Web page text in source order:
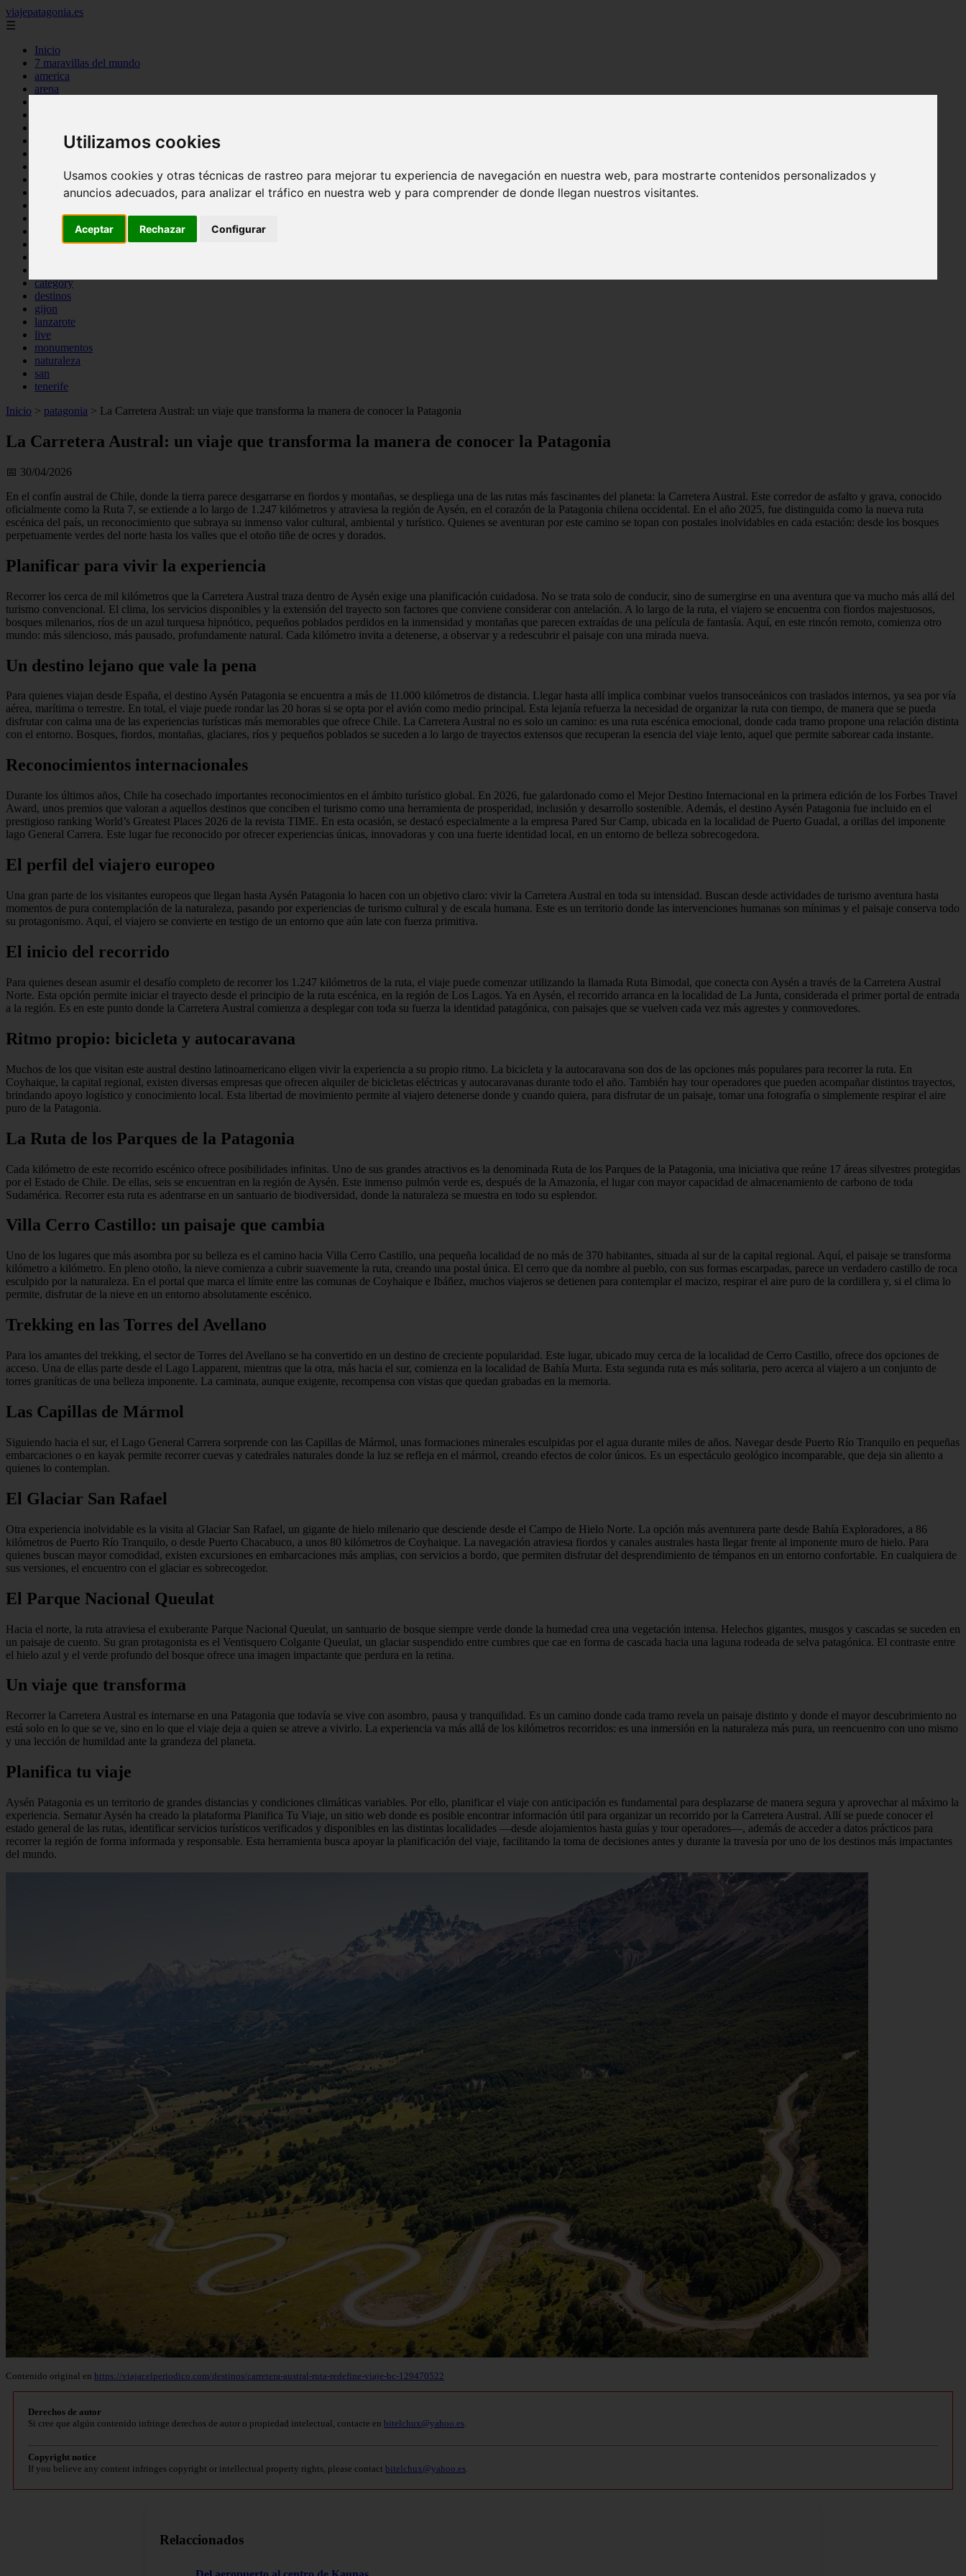
Utilizamos cookies
Usamos cookies y otras técnicas de rastreo para mejorar tu experiencia de navegación en nuestra web, para mostrarte contenidos personalizados y
anuncios adecuados, para analizar el tráfico en nuestra web y para comprender de donde llegan nuestros visitantes.
Aceptar Rechazar Configurar
viajepatagonia.es
☰
Inicio
7 maravillas del mundo
america
arena
c entre rios
c neuquen
c provincias
c santa fe
c tierra de fuego
c tucuman
category
destinos
gijon
lanzarote
live
monumentos
naturaleza
san
tenerife
Inicio > patagonia > La Carretera Austral: un viaje que transforma la manera de conocer la Patagonia
La Carretera Austral: un viaje que transforma la manera de conocer la Patagonia
📅 30/04/2026
En el confín austral de Chile, donde la tierra parece desgarrarse en fiordos y montañas, se despliega una de las rutas más fascinantes del planeta: la Carretera Austral. Este corredor de asfalto y grava, conocido
oficialmente como la Ruta 7, se extiende a lo largo de 1.247 kilómetros y atraviesa la región de Aysén, en el corazón de la Patagonia chilena occidental. En el año 2025, fue distinguida como la nueva ruta
escénica del país, un reconocimiento que subraya su inmenso valor cultural, ambiental y turístico. Quienes se aventuran por este camino se topan con postales inolvidables en cada estación: desde los bosques
perpetuamente verdes del norte hasta los valles que el otoño tiñe de ocres y dorados.
Planificar para vivir la experiencia
Recorrer los cerca de mil kilómetros que la Carretera Austral traza dentro de Aysén exige una planificación cuidadosa. No se trata solo de conducir, sino de sumergirse en una aventura que va mucho más allá del
turismo convencional. El clima, los servicios disponibles y la extensión del trayecto son factores que conviene considerar con antelación. A lo largo de la ruta, el viajero se encuentra con fiordos majestuosos,
bosques milenarios, ríos de un azul turquesa hipnótico, pequeños poblados perdidos en la inmensidad y montañas que parecen extraídas de una película de fantasía. Aquí, en este rincón remoto, comienza otro
mundo: más silencioso, más pausado, profundamente natural. Cada kilómetro invita a detenerse, a observar y a redescubrir el paisaje con una mirada nueva.
Un destino lejano que vale la pena
Para quienes viajan desde España, el destino Aysén Patagonia se encuentra a más de 11.000 kilómetros de distancia. Llegar hasta allí implica combinar vuelos transoceánicos con traslados internos, ya sea por vía
aérea, marítima o terrestre. En total, el viaje puede rondar las 20 horas si se opta por el avión como medio principal. Esta lejanía refuerza la necesidad de organizar la ruta con tiempo, de manera que se pueda
disfrutar con calma una de las experiencias turísticas más memorables que ofrece Chile. La Carretera Austral no es solo un camino: es una ruta escénica emocional, donde cada tramo propone una relación distinta
con el entorno. Bosques, fiordos, montañas, glaciares, ríos y pequeños poblados se suceden a lo largo de trayectos extensos que recuperan la esencia del viaje lento, aquel que permite saborear cada instante.
Reconocimientos internacionales
Durante los últimos años, Chile ha cosechado importantes reconocimientos en el ámbito turístico global. En 2026, fue galardonado como el Mejor Destino Internacional en la primera edición de los Forbes Travel
Award, unos premios que valoran a aquellos destinos que conciben el turismo como una herramienta de prosperidad, inclusión y desarrollo sostenible. Además, el destino Aysén Patagonia fue incluido en el
prestigioso ranking World’s Greatest Places 2026 de la revista TIME. En esta ocasión, se destacó especialmente a la empresa Pared Sur Camp, ubicada en la localidad de Puerto Guadal, a orillas del imponente
lago General Carrera. Este lugar fue reconocido por ofrecer experiencias únicas, innovadoras y con una fuerte identidad local, en un entorno de belleza sobrecogedora.
El perfil del viajero europeo
Una gran parte de los visitantes europeos que llegan hasta Aysén Patagonia lo hacen con un objetivo claro: vivir la Carretera Austral en toda su intensidad. Buscan desde actividades de turismo aventura hasta
momentos de pura contemplación de la naturaleza, pasando por experiencias de turismo cultural y de escala humana. Este es un territorio donde las intervenciones humanas son mínimas y el paisaje conserva todo
su protagonismo. Aquí, el viajero se convierte en testigo de un entorno que aún late con fuerza primitiva.
El inicio del recorrido
Para quienes desean asumir el desafío completo de recorrer los 1.247 kilómetros de la ruta, el viaje puede comenzar utilizando la llamada Ruta Bimodal, que conecta con Aysén a través de la Carretera Austral
Norte. Esta opción permite iniciar el trayecto desde el principio de la ruta escénica, en la región de Los Lagos. Ya en Aysén, el recorrido arranca en la localidad de La Junta, considerada el primer portal de entrada
a la región. Es en este punto donde la Carretera Austral comienza a desplegar con toda su fuerza la identidad patagónica, con paisajes que se vuelven cada vez más agrestes y conmovedores.
Ritmo propio: bicicleta y autocaravana
Muchos de los que visitan este austral destino latinoamericano eligen vivir la experiencia a su propio ritmo. La bicicleta y la autocaravana son dos de las opciones más populares para recorrer la ruta. En
Coyhaique, la capital regional, existen diversas empresas que ofrecen alquiler de bicicletas eléctricas y autocaravanas durante todo el año. También hay tour operadores que pueden acompañar distintos trayectos,
brindando apoyo logístico y conocimiento local. Esta libertad de movimiento permite al viajero detenerse donde y cuando quiera, para disfrutar de un paisaje, tomar una fotografía o simplemente respirar el aire
puro de la Patagonia.
La Ruta de los Parques de la Patagonia
Cada kilómetro de este recorrido escénico ofrece posibilidades infinitas. Uno de sus grandes atractivos es la denominada Ruta de los Parques de la Patagonia, una iniciativa que reúne 17 áreas silvestres protegidas
por el Estado de Chile. De ellas, seis se encuentran en la región de Aysén. Este inmenso pulmón verde es, después de la Amazonía, el lugar con mayor capacidad de almacenamiento de carbono de toda
Sudamérica. Recorrer esta ruta es adentrarse en un santuario de biodiversidad, donde la naturaleza se muestra en todo su esplendor.
Villa Cerro Castillo: un paisaje que cambia
Uno de los lugares que más asombra por su belleza es el camino hacia Villa Cerro Castillo, una pequeña localidad de no más de 370 habitantes, situada al sur de la capital regional. Aquí, el paisaje se transforma
kilómetro a kilómetro. En pleno otoño, la nieve comienza a cubrir suavemente la ruta, creando una postal única. El cerro que da nombre al pueblo, con sus formas escarpadas, parece un verdadero castillo de roca
esculpido por la naturaleza. En el portal que marca el límite entre las comunas de Coyhaique e Ibáñez, muchos viajeros se detienen para contemplar el macizo, respirar el aire puro de la cordillera y, si el clima lo
permite, disfrutar de la nieve en un entorno absolutamente escénico.
Trekking en las Torres del Avellano
Para los amantes del trekking, el sector de Torres del Avellano se ha convertido en un destino de creciente popularidad. Este lugar, ubicado muy cerca de la localidad de Cerro Castillo, ofrece dos opciones de
acceso. Una de ellas parte desde el Lago Lapparent, mientras que la otra, más hacia el sur, comienza en la localidad de Bahía Murta. Esta segunda ruta es más solitaria, pero acerca al viajero a un conjunto de
torres graníticas de una belleza imponente. La caminata, aunque exigente, recompensa con vistas que quedan grabadas en la memoria.
Las Capillas de Mármol
Siguiendo hacia el sur, el Lago General Carrera sorprende con las Capillas de Mármol, unas formaciones minerales esculpidas por el agua durante miles de años. Navegar desde Puerto Río Tranquilo en pequeñas
embarcaciones o en kayak permite recorrer cuevas y catedrales naturales donde la luz se refleja en el mármol, creando efectos de color únicos. Es un espectáculo geológico incomparable, que deja sin aliento a
quienes lo contemplan.
El Glaciar San Rafael
Otra experiencia inolvidable es la visita al Glaciar San Rafael, un gigante de hielo milenario que desciende desde el Campo de Hielo Norte. La opción más aventurera parte desde Bahía Exploradores, a 86
kilómetros de Puerto Río Tranquilo, o desde Puerto Chacabuco, a unos 80 kilómetros de Coyhaique. La navegación atraviesa fiordos y canales australes hasta llegar frente al imponente muro de hielo. Para
quienes buscan mayor comodidad, existen excursiones en embarcaciones más amplias, con servicios a bordo, que permiten disfrutar del desprendimiento de témpanos en un entorno confortable. En cualquiera de
sus versiones, el encuentro con el glaciar es sobrecogedor.
El Parque Nacional Queulat
Hacia el norte, la ruta atraviesa el exuberante Parque Nacional Queulat, un santuario de bosque siempre verde donde la humedad crea una vegetación intensa. Helechos gigantes, musgos y cascadas se suceden en
un paisaje de cuento. Su gran protagonista es el Ventisquero Colgante Queulat, un glaciar suspendido entre cumbres que cae en forma de cascada hacia una laguna rodeada de selva patagónica. El contraste entre
el hielo azul y el verde profundo del bosque ofrece una imagen impactante que perdura en la retina.
Un viaje que transforma
Recorrer la Carretera Austral es internarse en una Patagonia que todavía se vive con asombro, pausa y tranquilidad. Es un camino donde cada tramo revela un paisaje distinto y donde el mayor descubrimiento no
está solo en lo que se ve, sino en lo que el viaje deja a quien se atreve a vivirlo. La experiencia va más allá de los kilómetros recorridos: es una inmersión en la naturaleza más pura, un reencuentro con uno mismo
y una lección de humildad ante la grandeza del planeta.
Planifica tu viaje
Aysén Patagonia es un territorio de grandes distancias y condiciones climáticas variables. Por ello, planificar el viaje con anticipación es fundamental para desplazarse de manera segura y aprovechar al máximo la
experiencia. Sernatur Aysén ha creado la plataforma Planifica Tu Viaje, un sitio web donde es posible encontrar información útil para organizar un recorrido por la Carretera Austral. Allí se puede conocer el
estado general de las rutas, identificar servicios turísticos verificados y disponibles en las distintas localidades —desde alojamientos hasta guías y tour operadores—, además de acceder a datos prácticos para
recorrer la región de forma informada y responsable. Esta herramienta busca apoyar la planificación del viaje, facilitando la toma de decisiones antes y durante la travesía por uno de los destinos más impactantes
del mundo.
Contenido original en https://viajar.elperiodico.com/destinos/carretera-austral-ruta-redefine-viaje-bc-129470522
Derechos de autor
Si cree que algún contenido infringe derechos de autor o propiedad intelectual, contacte en bitelchux@yahoo.es
Copyright notice
If you believe any content infringes copyright or intellectual property rights, please contact bitelchux@yahoo.es
Relaccionados